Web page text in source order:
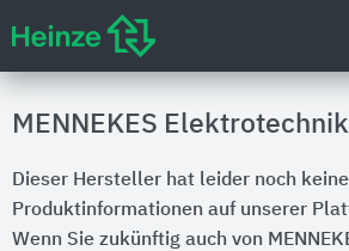
MENNEKES Elektrotechnik
Dieser Hersteller hat leider noch
Produktinformationen auf unserer
Wenn Sie zukünftig auch von